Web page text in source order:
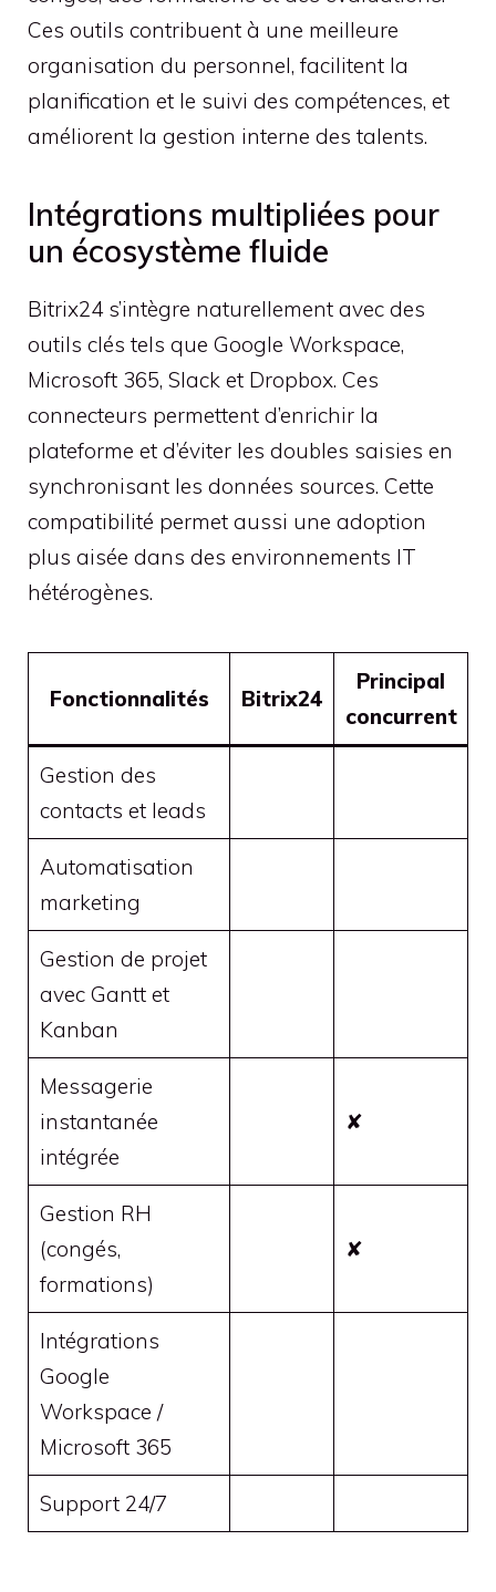
Ces outils contribuent à une meilleure
organisation du personnel, facilitent la
planification et le suivi des compétences, et
améliorent la gestion interne des talents.
Intégrations multipliées pour
un écosystème fluide
Bitrix24 s’intègre naturellement avec des
outils clés tels que Google Workspace,
Microsoft 365, Slack et Dropbox. Ces
connecteurs permettent d’enrichir la
plateforme et d’éviter les doubles saisies en
synchronisant les données sources. Cette
compatibilité permet aussi une adoption
plus aisée dans des environnements IT
hétérogènes.
Fonctionnalités Bitrix24
Principal
concurrent
Gestion des
contacts et leads
Automatisation
marketing
Gestion de projet
avec Gantt et
Kanban
Messagerie
instantanée
intégrée
✘
Gestion RH
(congés,
formations)
✘
Intégrations
Google
Workspace /
Microsoft 365
Support 24/7